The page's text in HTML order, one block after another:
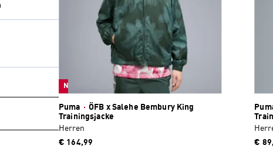
Neu
Puma · ÖFB x Salehe Bembury King
Trainingsjacke
Herren
€ 164,99
€